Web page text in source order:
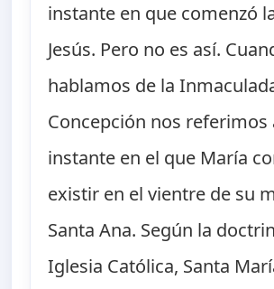
instante en que comenzó
Jesús. Pero no es así.
hablamos de la
Concepción nos referimos
instante en el que María
existir en el vientre de su
Santa Ana. Según la
Iglesia Católica, Santa